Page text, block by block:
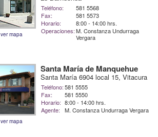
ver mapa
Teléfono:
581 5568
Fax:
581 5573
Horario:
8:00 - 14:00 hrs.
Operaciones:M. Constanza Undurraga
Vergara
ver mapa
Santa María de Manquehue
Santa María 6904 local 15, Vitacura
Teléfono:581 5555
Fax:
581 5550
Horario: 8:00 - 14:00 hrs.
Agente:
M. Constanza Undurraga Vergara